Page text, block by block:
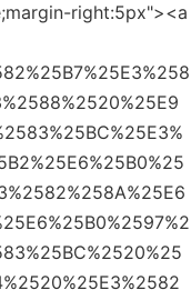
right:5px"><a